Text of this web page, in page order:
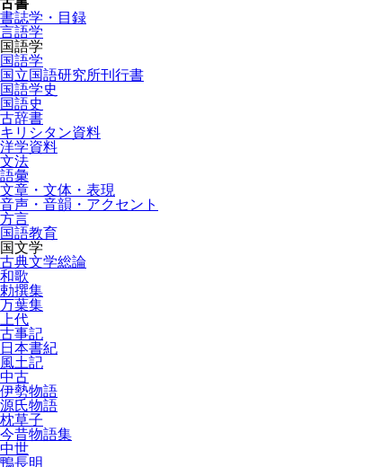
古書
書誌学・目録
言語学
国語学
国語学
国立国語研究所刊行書
国語学史
国語史
古辞書
キリシタン資料
洋学資料
文法
語彙
文章・文体・表現
音声・音韻・アクセント
方言
国語教育
国文学
古典文学総論
和歌
勅撰集
万葉集
上代
古事記
日本書紀
風土記
中古
伊勢物語
源氏物語
枕草子
今昔物語集
中世
鴨長明